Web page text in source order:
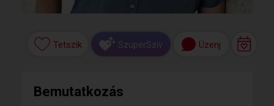
Tetszik SzuperSzív Üzenj
Bemutatkozás